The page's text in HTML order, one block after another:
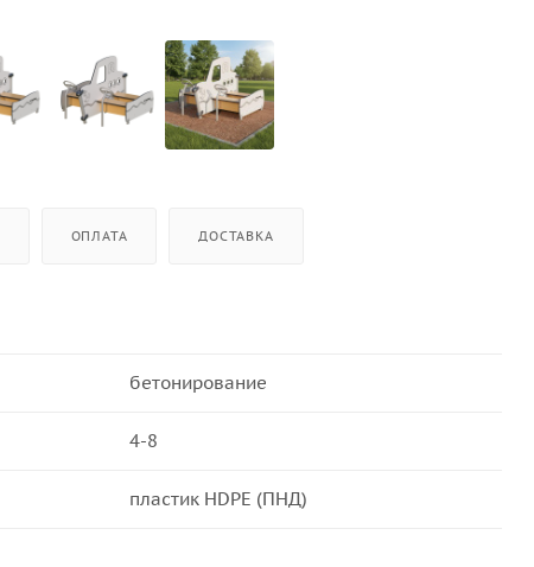
ОПЛАТА ДОСТАВКА
бетонирование
4-8
пластик HDPE (ПНД)